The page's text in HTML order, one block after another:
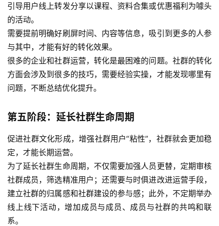
引导用户线上转发分享以课程、资料合集或优惠福利为噱头
的活动。
需要提前明确好刷屏时间、内容等信息，吸引到更多的人参
与其中，才能有好的转化效果。
很多的企业和社群运营，转化是最困难的问题。社群的转化
方面会涉及到很多的技巧，需要经验实操，才能发现哪里有
问题，不断总结优化提升。
第五阶段：延长社群生命周期
促进社群文化形成，增强社群用户“粘性”，社群就会更加稳
定，才能长期运营。
为了延长社群生命周期，不仅需要加强人员更替，定期审核
社群成员，筛选精准用户；还需要与时俱进改进运营手段，
建立社群的归属感和社群建设的参与感；此外，不定期举办
线上线下活动，增加成员与成员、成员与社群的共鸣和联
系。